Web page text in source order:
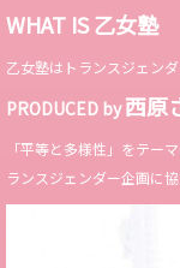
WHAT IS 乙女塾
乙女塾はトランスジェン
PRODUCED by西原
「平等と多様性」をテー
ランスジェンダー企画に